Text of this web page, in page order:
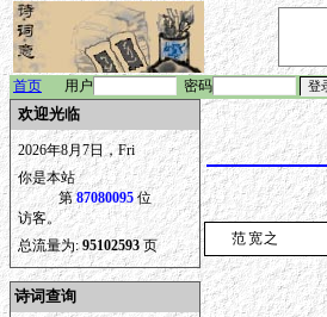
首页 用户 密码
欢迎光临
2026年8月7日，Fri
你是本站
第87080095位
访客。
总流量为:95102593 页
诗词查询
范宽之